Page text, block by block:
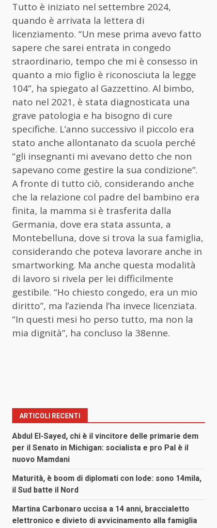
Tutto è iniziato nel settembre 2024,
quando è arrivata la lettera di
licenziamento. “Un mese prima avevo fatto
sapere che sarei entrata in congedo
straordinario, tempo che mi è consesso in
quanto a mio figlio è riconosciuta la legge
104”, ha spiegato al Gazzettino. Al bimbo,
nato nel 2021, è stata diagnosticata una
grave patologia e ha bisogno di cure
specifiche. L’anno successivo il piccolo era
stato anche allontanato da scuola perché
“gli insegnanti mi avevano detto che non
sapevano come gestire la sua condizione”.
A fronte di tutto ciò, considerando anche
che la relazione col padre del bambino era
finita, la mamma si è trasferita dalla
Germania, dove era stata assunta, a
Montebelluna, dove si trova la sua famiglia,
considerando che poteva lavorare anche in
smartworking. Ma anche questa modalità
di lavoro si rivela per lei difficilmente
gestibile. “Ho chiesto congedo, era un mio
diritto”, ma l’azienda l’ha invece licenziata.
“In questi mesi ho perso tutto, ma non la
mia dignità”, ha concluso la 38enne.
ARTICOLI RECENTI
Abdul El-Sayed, chi è il vincitore delle primarie dem
per il Senato in Michigan: socialista e pro Pal è il
nuovo Mamdani
Maturità, è boom di diplomati con lode: sono 14mila,
il Sud batte il Nord
Martina Carbonaro uccisa a 14 anni, braccialetto
elettronico e divieto di avvicinamento alla famiglia